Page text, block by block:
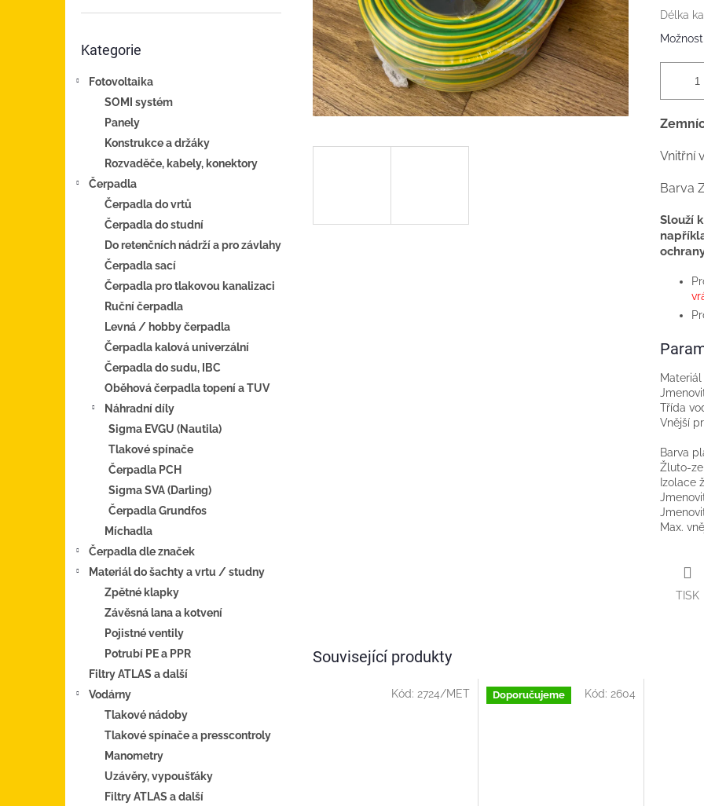
kategorie
Kategorie
Fotovoltaika
SOMI systém
Panely
Konstrukce a držáky
Rozvaděče, kabely, konektory
Čerpadla
Čerpadla do vrtů
Čerpadla do studní
Do retenčních nádrží a pro závlahy
Čerpadla sací
Čerpadla pro tlakovou kanalizaci
Ruční čerpadla
Levná / hobby čerpadla
Čerpadla kalová univerzální
Čerpadla do sudu, IBC
Oběhová čerpadla topení a TUV
Náhradní díly
Sigma EVGU (Nautila)
Tlakové spínače
Čerpadla PCH
Sigma SVA (Darling)
Čerpadla Grundfos
Míchadla
Čerpadla dle značek
Materiál do šachty a vrtu / studny
Zpětné klapky
Závěsná lana a kotvení
Pojistné ventily
Potrubí PE a PPR
Filtry ATLAS a další
Vodárny
Tlakové nádoby
Tlakové spínače a presscontroly
Manometry
Uzávěry, vypoušťáky
Filtry ATLAS a další
Délka
Vnitřní
Barva
Slouží
Materiál
Třída
Vnější
Barva
Žluto-
Izolace
Max.
TISK
Související produkty
Kód: 2724/MET Doporučujeme Kód: 2604